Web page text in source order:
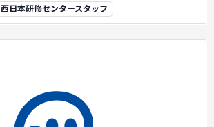
西日本研修センタースタッフ